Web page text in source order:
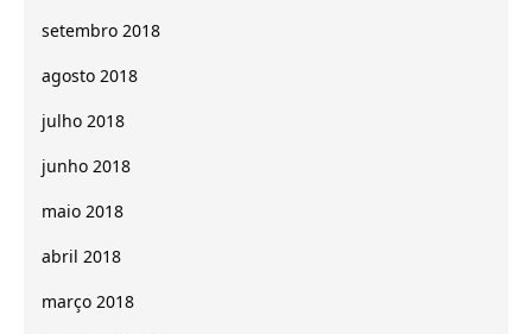
setembro 2018
agosto 2018
julho 2018
junho 2018
maio 2018
abril 2018
março 2018